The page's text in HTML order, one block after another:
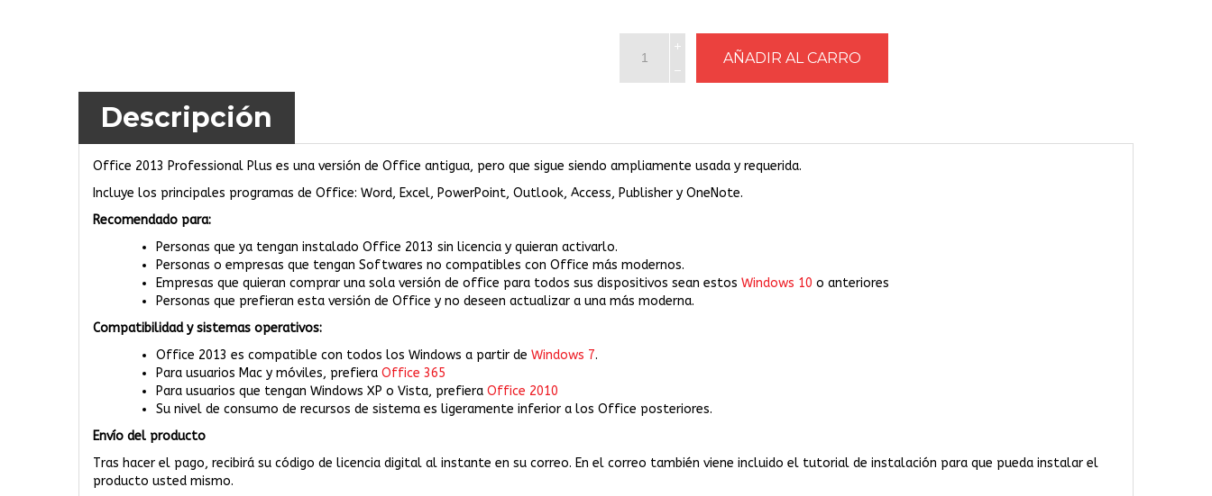
Descripción
Office 2013 Professional Plus es una versión de Office antigua, pero que sigue siendo ampliamente usada y requerida.
Incluye los principales programas de Office: Word, Excel, PowerPoint, Outlook, Access, Publisher y OneNote.
Recomendado para:
Personas que ya tengan instalado Office 2013 sin licencia y quieran activarlo.
Personas o empresas que tengan Softwares no compatibles con Office más modernos.
Empresas que quieran comprar una sola versión de office para todos sus dispositivos sean estos Windows 10 o anteriores
Personas que prefieran esta versión de Office y no deseen actualizar a una más moderna.
Compatibilidad y sistemas operativos:
Office 2013 es compatible con todos los Windows a partir de Windows 7.
Para usuarios Mac y móviles, prefiera Office 365
Para usuarios que tengan Windows XP o Vista, prefiera Office 2010
Su nivel de consumo de recursos de sistema es ligeramente inferior a los Office posteriores.
Envío del producto
Tras hacer el pago, recibirá su código de licencia digital al instante en su correo. En el correo también viene incluido el tutorial de instalación para que pueda instalar el
producto usted mismo.